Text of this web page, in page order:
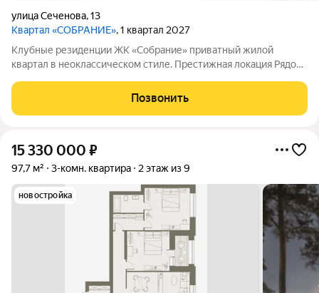
улица Сеченова,13
Квартал «СОБРАНИЕ», 1 квартал 2027
Клубные резиденции ЖК «Собрание» приватный жилой
квартал в неоклассическом стиле. Престижная локация Рядом
города. Неоклассика Современный, элегантных классический
архитектурный стиль. Клубный
Позвонить
15 330 000 ₽
97,7 м² 3-комн. квартира 2 этаж из 9
новостройка